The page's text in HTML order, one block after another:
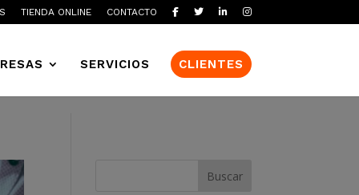
TIENDA ONLINE CONTACTO
SERVICIOS CLIENTES